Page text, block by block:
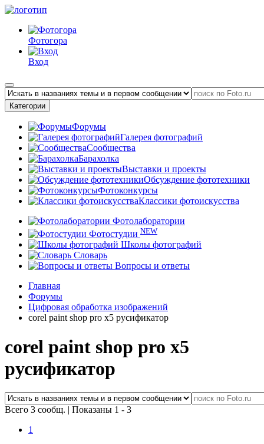
Фотогора
Вход
Категории
Форумы
Галерея фотографий
Сообщества
Барахолка
Выставки и проекты
Обсуждение фототехники
Фотоконкурсы
Классики фотоискусства
Фотолаборатории
Фотостудии NEW
Школы фотографий
Словарь
Вопросы и ответы
Главная
Форумы
Цифровая обработка изображений
corel paint shop pro x5 русификатор
corel paint shop pro x5
русификатор
Всего 3 сообщ. | Показаны 1 - 3
1